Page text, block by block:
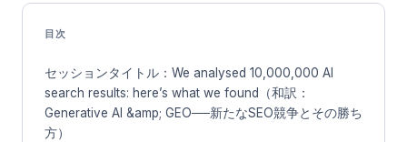
目次
セッションタイトル：We analysed 10,000,000 AI
search results: here’s what we found（和訳：
Generative AI &amp; GEO──新たなSEO競争とその勝ち
方）